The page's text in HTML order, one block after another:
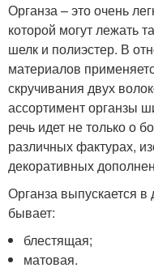
Органза – это очень
которой могут лежать
шелк и полиэстер. В
материалов
скручивания двух
ассортимент органзы
речь идет не только о
различных фактурах,
декоративных
Органза выпускается
бывает:
блестящая;
матовая.